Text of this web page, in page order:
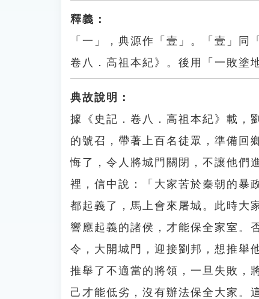
釋義：
「一」，典源作「壹」。「壹」同
卷八．高祖本紀》。後用「一敗塗
典故說明：
據《史記．卷八．高祖本紀》載，
的號召，帶著上百名徒眾，準備回
悔了，令人將城門關閉，不讓他們
裡，信中說：「大家苦於秦朝的暴
都起義了，馬上會來屠城。此時大
響應起義的諸侯，才能保全家室。
令，大開城門，迎接劉邦，想推舉
推舉了不適當的將領，一旦失敗，
己才能低劣，沒有辦法保全大家。